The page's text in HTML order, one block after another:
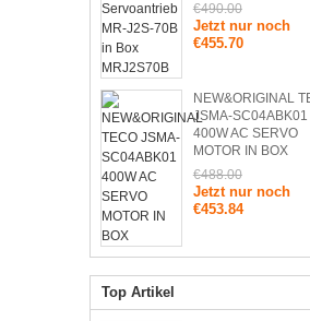
€490.00
Jetzt nur noch
€455.70
NEW&ORIGINAL
JSMA-SC04ABK01
400W AC SERVO
MOTOR IN BOX
€488.00
Jetzt nur noch
€453.84
Top Artikel